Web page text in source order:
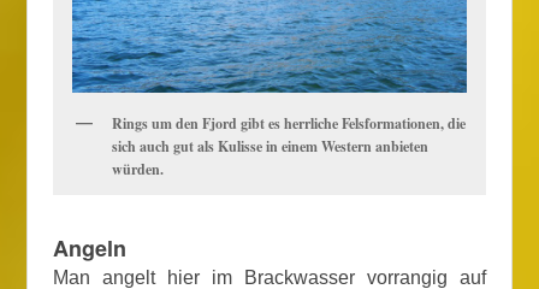
Rings um den Fjord gibt es herrliche Felsformationen, die
sich auch gut als Kulisse in einem Western anbieten
würden.
Angeln
Man angelt hier im Brackwasser vorrangig auf